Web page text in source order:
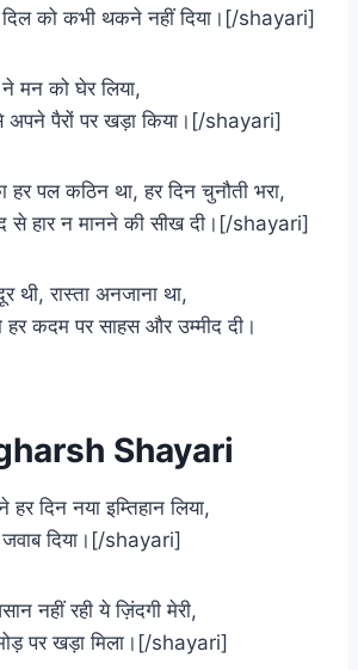
को कभी थकने नहीं दिया।[/shayari]
मन को घेर लिया,
पैरों पर खड़ा किया।[/shayari]
पल कठिन था, हर दिन चुनौती भरा,
से हार न मानने की सीख दी।[/shayari]
रास्ता अनजाना था,
कदम पर साहस और उम्मीद दी।
Shayari
दिन नया इम्तिहान लिया,
जवाब दिया।[/shayari]
नहीं रही ये ज़िंदगी मेरी,
पर खड़ा मिला।[/shayari]